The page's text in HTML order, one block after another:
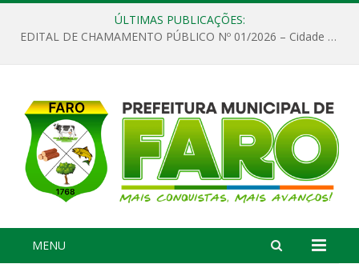
ÚLTIMAS PUBLICAÇÕES:
EDITAL DE CHAMAMENTO PÚBLICO Nº 01/2026 – Cidade de Faro
MENU